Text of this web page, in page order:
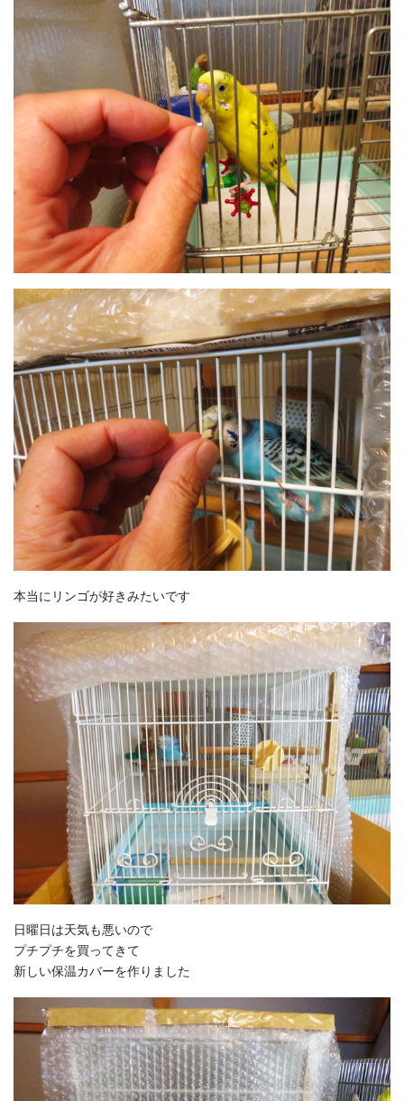
本当にリンゴが好きみたいです
日曜日は天気も悪いので
プチプチを買ってきて
新しい保温カバーを作りました